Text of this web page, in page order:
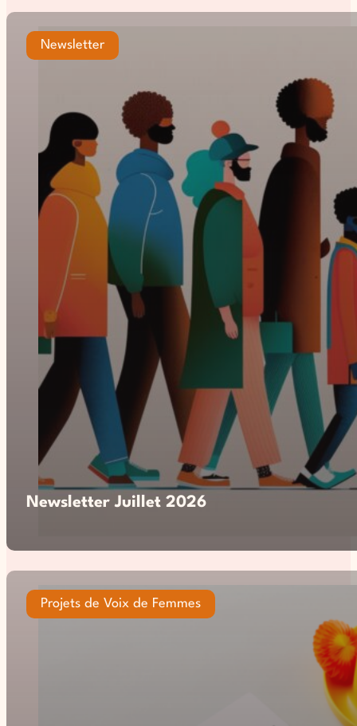
Newsletter
Newsletter Juillet 2026
Projets de Voix de Femmes